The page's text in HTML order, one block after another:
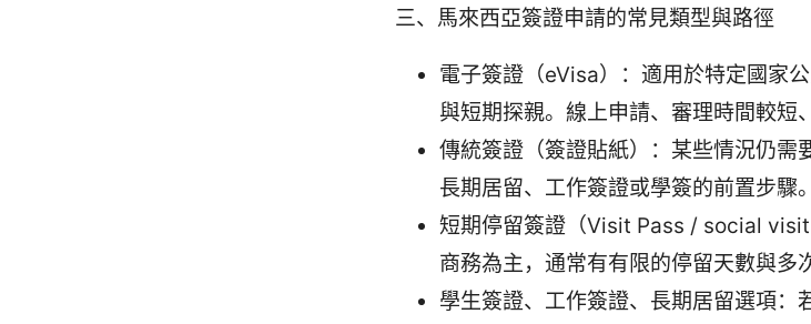
三、馬來西亞簽證申請的常見類型與路徑
電子簽證（eVisa）：適用於特定國家
與短期探親。線上申請、審理時間較短
傳統簽證（簽證貼紙）：某些情況仍需
長期居留、工作簽證或學簽的前置步驟。
短期停留簽證（Visit Pass / social
商務為主，通常有有限的停留天數與多
學生簽證、工作簽證、長期居留選項：